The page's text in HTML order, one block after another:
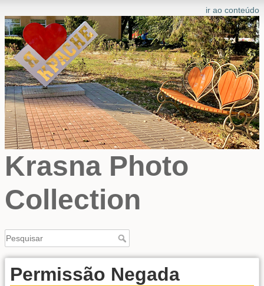
ir ao conteúdo
Krasna Photo
Collection
Permissão Negada